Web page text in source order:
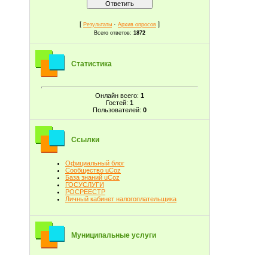
[ Результаты · Архив опросов ]
Всего ответов: 1872
Статистика
Онлайн всего: 1
Гостей: 1
Пользователей: 0
Ссылки
Официальный блог
Сообщество uCoz
База знаний uCoz
ГОСУСЛУГИ
РОСРЕЕСТР
Личный кабинет налогоплательщика
Муниципальные услуги